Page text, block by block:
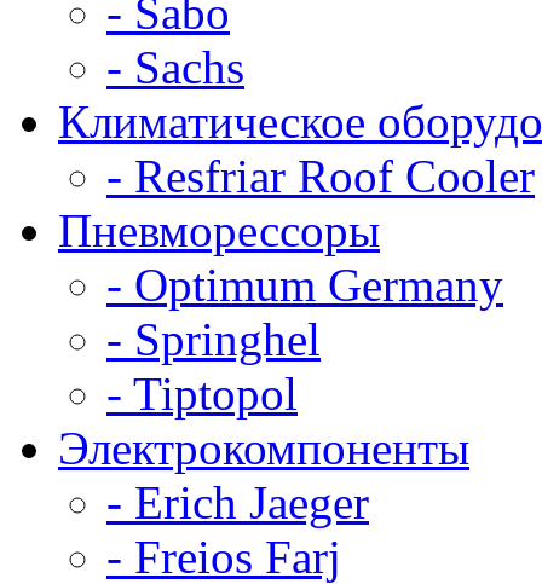
- Sabo
- Sachs
Климатическое
- Resfriar Roof Cooler
Пневморессоры
- Optimum Germany
- Springhel
- Tiptopol
Электрокомпоненты
- Erich Jaeger
- Freios Farj